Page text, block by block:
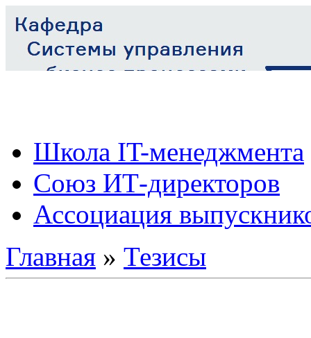
Школа IT-менеджмента
Союз ИТ-директоров
Ассоциация
Главная » Тезисы